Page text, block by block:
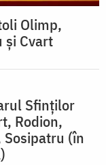
Olimp,
și Cvart
Sfinților
Rodion,
(în